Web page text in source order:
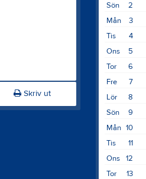
Skriv ut
2
Sön
3
Mån
4
Tis
5
Ons
6
Tor
7
Fre
8
Lör
9
Sön
10
Mån
11
Tis
12
Ons
13
Tor